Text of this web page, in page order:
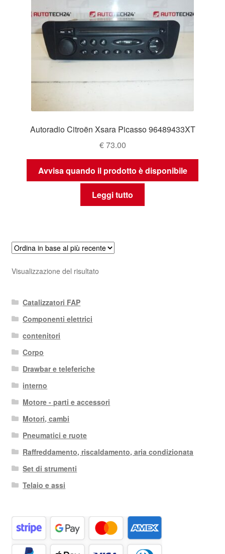
Autoradio Citroën Xsara Picasso 96489433XT
€73.00
Avvisa quando il prodotto è disponibile
Leggi tutto
Visualizzazione del risultato
Catalizzatori FAP
Componenti elettrici
contenitori
Corpo
Drawbar e teleferiche
interno
Motore - parti e accessori
Motori, cambi
Pneumatici e ruote
Raffreddamento, riscaldamento, aria condizionata
Set di strumenti
Telaio e assi